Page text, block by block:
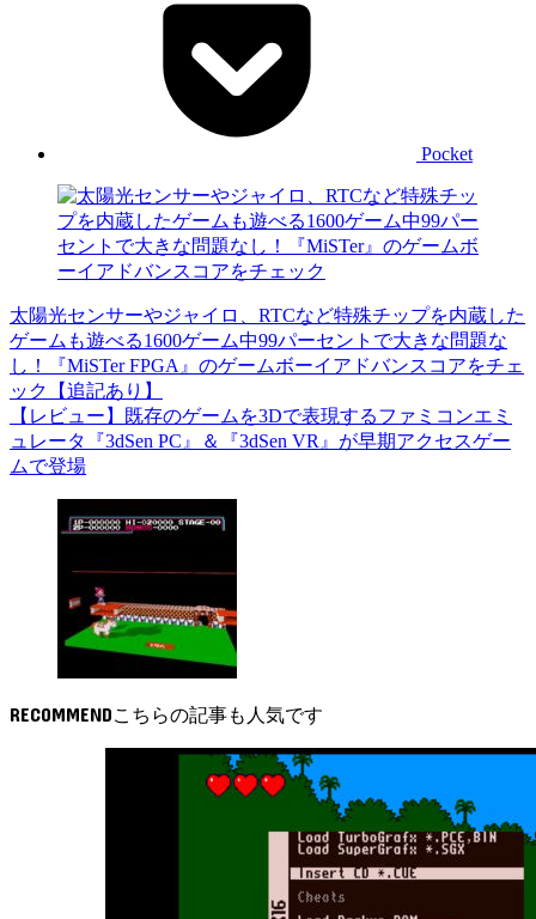
Pocket
太陽光センサーやジャイロ、RTCなど特殊チップを内蔵した
ゲームも遊べる1600ゲーム中99パーセントで大きな問題な
し！『MiSTer FPGA』のゲームボーイアドバンスコアをチェ
ック【追記あり】
【レビュー】既存のゲームを3Dで表現するファミコンエミ
ュレータ『3dSen PC』＆『3dSen VR』が早期アクセスゲー
ムで登場
RECOMMEND